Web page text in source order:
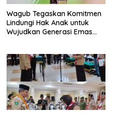
Wagub Tegaskan Komitmen
Lindungi Hak Anak untuk
Wujudkan Generasi Emas